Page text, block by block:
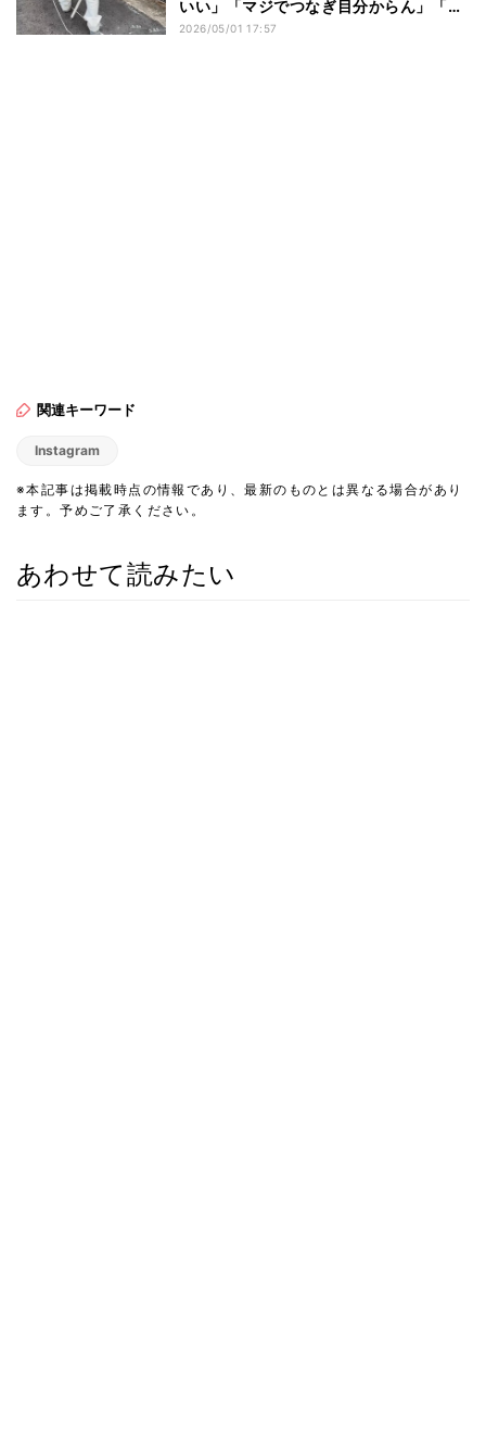
いい」「マジでつなぎ目分からん」「天
才が天職を得た」
2026/05/01 17:57
関連キーワード
Instagram
※本記事は掲載時点の情報であり、最新のものとは異なる場合があり
ます。予めご了承ください。
あわせて読みたい